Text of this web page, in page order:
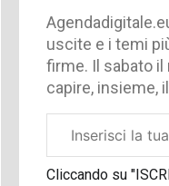
uscite e i temi
firme. Il sabato
capire, insieme,
aziendale
Cliccando su